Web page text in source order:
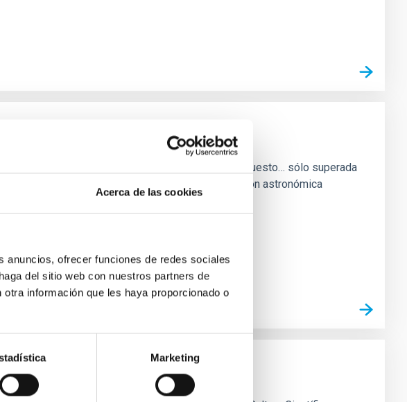
Acerca de las cookies
anuncios, ofrecer funciones de redes sociales
del sitio web con nuestros partners de
información que les haya proporcionado o
Marketing
respecto a la luz? Su velocidad, por supuesto… sólo superada
proyecto se pretende relacionar una observación astronómica
la luz), dando a conocer una de las grandes